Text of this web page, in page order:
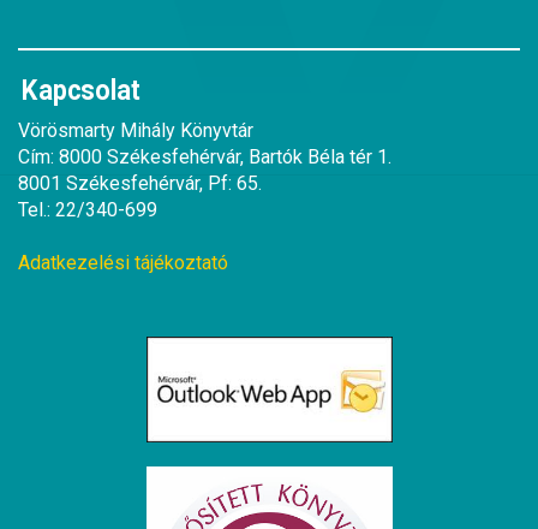
Kapcsolat
Vörösmarty Mihály Könyvtár
Cím: 8000 Székesfehérvár, Bartók Béla tér 1.
8001 Székesfehérvár, Pf: 65.
Tel.: 22/340-699
Adatkezelési tájékoztató